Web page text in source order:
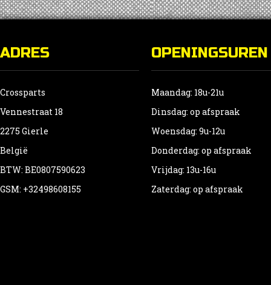
ADRES
Crossparts
Vennestraat 18
2275 Gierle
België
BTW: BE0807590623
GSM: +32498608155
OPENINGSUREN
Maandag: 18u-21u
Dinsdag: op afspraak
Woensdag: 9u-12u
Donderdag: op afspraak
Vrijdag: 13u-16u
Zaterdag: op afspraak